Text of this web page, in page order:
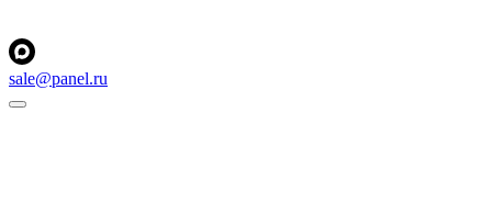
sale@panel.ru